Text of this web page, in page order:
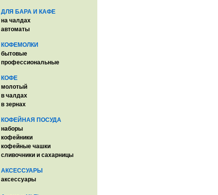
ДЛЯ БАРА И КАФЕ
на чалдах
автоматы
КОФЕМОЛКИ
бытовые
профессиональные
КОФЕ
молотый
в чалдах
в зернах
КОФЕЙНАЯ ПОСУДА
наборы
кофейники
кофейные чашки
сливочники и сахарницы
АКСЕССУАРЫ
аксессуары